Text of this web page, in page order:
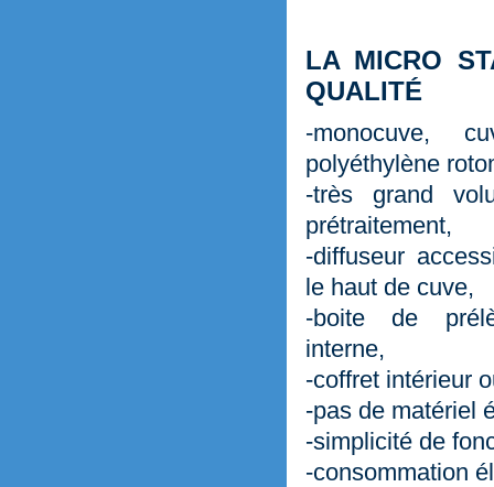
LA MICRO
QUALITÉ
-monocuve,
polyéthylène
-très grand
prétraitement,
-diffuseur
le haut de cuve,
-boite de
interne,
-coffret intérieur
-pas de matériel
-simplicité de
-consommation